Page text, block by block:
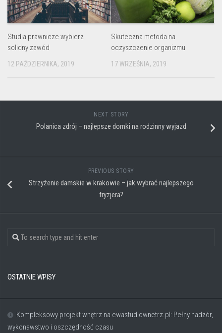
Studia prawnicze wybierz
solidny zawód
12 PAŹDZIERNIKA, 2019
Skuteczna metoda na
oczyszczenie organizmu
17 WRZEŚNIA, 2019
NEXT STORY
Polanica zdrój – najlepsze domki na rodzinny wyjazd
PREVIOUS STORY
Strzyżenie damskie w krakowie – jak wybrać najlepszego
fryzjera?
OSTATNIE WPISY
Kompleksowy projekt wnętrz na ewastudiownetrz.pl: Pełny nadzór,
wykonawstwo i oszczędność czasu